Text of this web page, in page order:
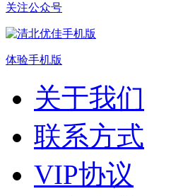
关注公众号
体验手机版
关于我们
联系方式
VIP协议